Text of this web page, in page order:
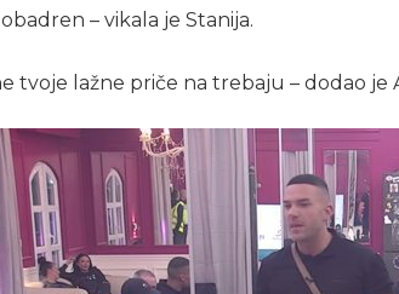
obadren – vikala je Stanija.
tvoje lažne priče na trebaju – dodao je